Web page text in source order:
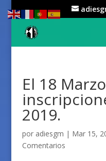
El 18
2019.
por adiesgm | Mar 15,
Comentarios